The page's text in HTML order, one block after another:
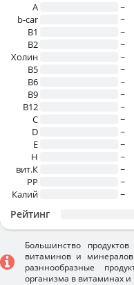
A
~
b-car
~
В1
~
B2
~
Холин
~
B5
~
B6
~
B9
~
B12
~
C
~
D
~
E
~
H
~
вит.К
~
PP
~
Калий
~
Рейтинг
Большинство
витаминов и
разннообразные
организма в витаминах